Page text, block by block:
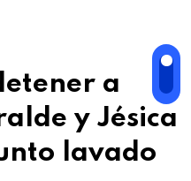
a
y Jésica
lavado